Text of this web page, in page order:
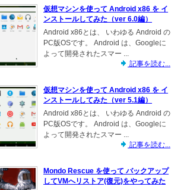
仮想マシンを使って Android x86 を イ
ンストールしてみた（ver 6.0編）
Android x86とは、 いわゆる Android の
PC版OSです。 Android は、Googleに
よって開発されたスマー ...
記事を読む...
仮想マシンを使って Android x86 を イ
ンストールしてみた（ver 5.1編）
Android x86とは、 いわゆる Android の
PC版OSです。 Android は、Googleに
よって開発されたスマー ...
記事を読む...
Mondo Rescue を使って バックアップ
してVMへリストア(復元)をやってみた